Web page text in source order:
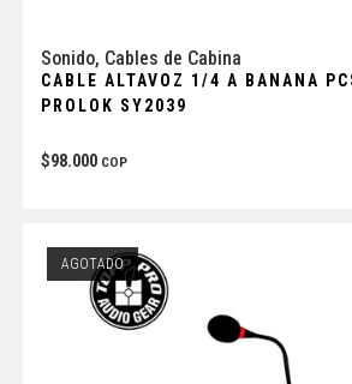
Sonido, Cables de Cabina
CABLE ALTAVOZ 1/4 A BANANA
PROLOK SY2039
$98.000 COP
AGOTADO